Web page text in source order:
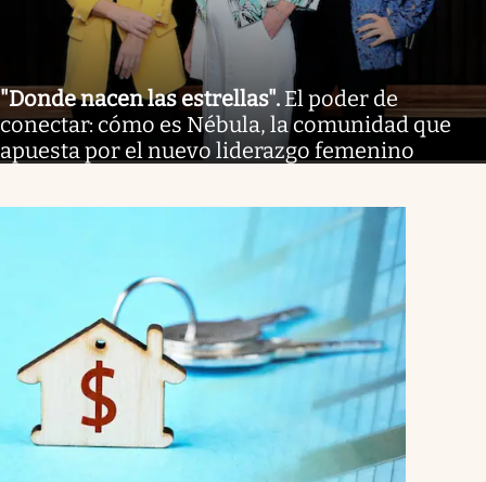
"Donde nacen las estrellas". El poder de
conectar: cómo es Nébula, la comunidad que
apuesta por el nuevo liderazgo femenino